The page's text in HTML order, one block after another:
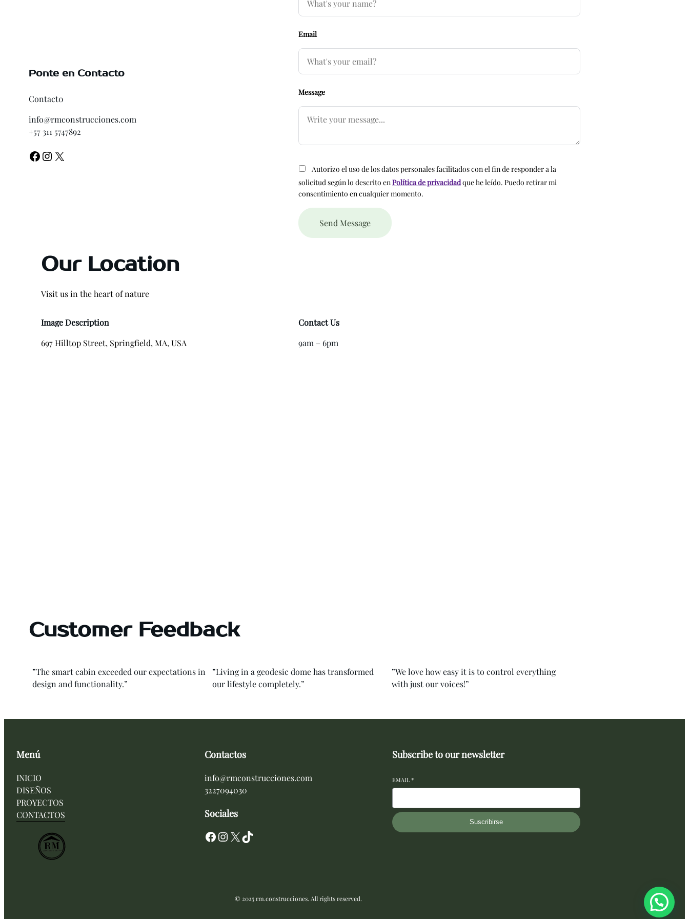
Ponte en Contacto
Contact0
info@rmconstrucciones.com
+57 311 5747892
Facebook Instagram X
Email
Message
Autorizo el uso de los datos personales facilitados con el fin de responder a la
solicitud según lo descrito enPolítica de privacidadque he leído. Puedo retirar mi
consentimiento en cualquier momento.
Our Location
Visit us in the heart of nature
Image Description
697 Hilltop Street, Springfield, MA, USA
Contact Us
9am – 6pm
Customer Feedback
”The smart cabin exceeded our expectations in
design and functionality.”
”Living in a geodesic dome has transformed
our lifestyle completely.”
”We love how easy it is to control everything
with just our voices!”
Menú
INICIO
DISEÑOS
PROYECTOS
CONTACTOS
Contactos
info@rmconstrucciones.com
3227094030
Sociales
Facebook Instagram X TikTok
Subscribe to our newsletter
EMAIL*
Suscribirse
© 2025 rm.construcciones. All rights reserved.